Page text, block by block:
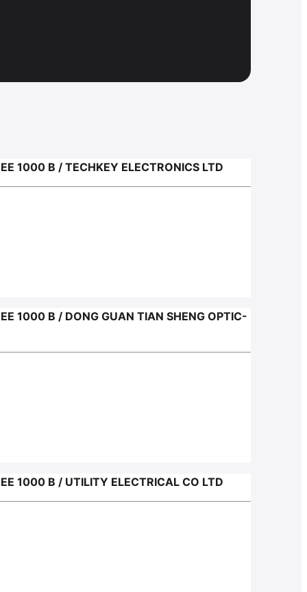
В / TECHKEY ELECTRONICS LTD
В / DONG GUAN TIAN SHENG OPTIC-
В / UTILITY ELECTRICAL CO LTD